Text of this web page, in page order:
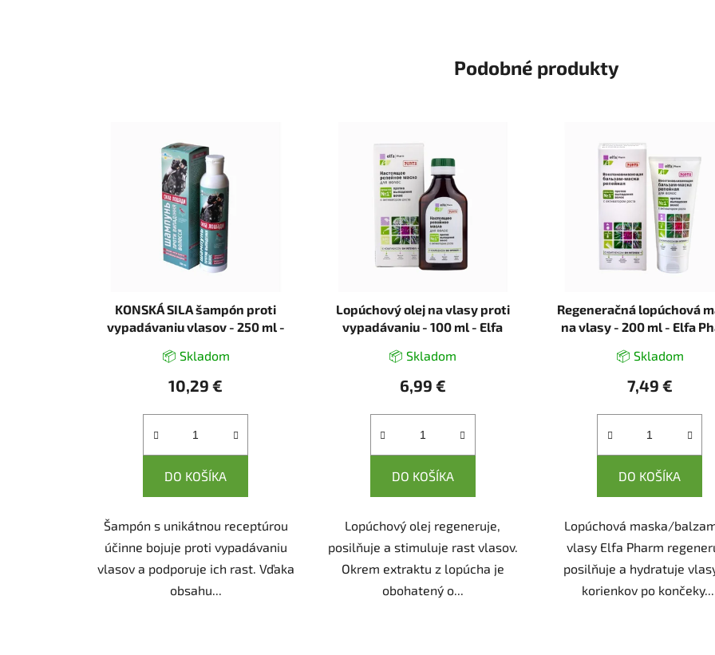
Podobné produkty
KONSKÁ SILA šampón proti
vypadávaniu vlasov - 250 ml -
📦 Skladom
10,29 €
DO KOŠÍKA
Šampón s unikátnou receptúrou
účinne bojuje proti vypadávaniu
vlasov a podporuje ich rast. Vďaka
obsahu...
Lopúchový olej na vlasy proti
vypadávaniu - 100 ml - Elfa
📦 Skladom
6,99 €
DO KOŠÍKA
Lopúchový olej regeneruje,
posilňuje a stimuluje rast vlasov.
Okrem extraktu z lopúcha je
obohatený o...
Regeneračná lopúchová
na vlasy - 200 ml - Elfa
📦 Skladom
7,49 €
DO KOŠÍKA
Lopúchová maska/
vlasy Elfa Pharm
posilňuje a hydratuje
korienkov po končeky....